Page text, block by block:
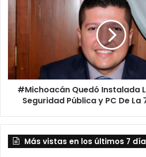
Quedó
Comisión
De
Seguridad
Pública
y
76
#Michoacán Quedó Instalada
Seguridad Pública y PC De La
Más vistas en los últimos 7